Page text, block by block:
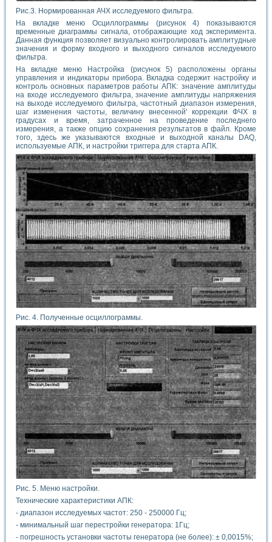
Рис.3. Нормированная АЧХ исследуемого фильтра.
На вкладке меню Осциллограммы (рисунок 4) показываются
временные диаграммы сигнала, отображающие ход эксперимента.
Данная функция позволяет визуально контролировать амплитудные
значения и форму входного и выходного сигналов исследуемого
фильтра.
На вкладке меню Настройка (рисунок 5) расположены органы
управления и индикаторы прибора. Вкладка содержит настройку и
контроль основных параметров работы АПК: значение амплитуды
на входе исследуемого фильтра, значение амплитуды напряжения
на выходе исследуемого фильтра, частотный диапазон измерения,
шаг изменения частоты, величину внесенной' коррекции ФЧХ в
градусах и время, затраченное на проведение последнего
измерения, а также опцию сохранения результатов в файл. Кроме
того, здесь же указываются входные и выходной каналы DAQ,
используемые АПК, и настройки триггера для старта АПК.
Рис. 4. Полученные осциллограммы.
Рис. 5. Меню настройки.
Технические характеристики АПК:
- диапазон исследуемых частот: 250 - 250000 Гц;
- минимальный шаг перестройки генератора: 1Гц;
- погрешность установки частоты генератора (не более): ± 0,0015%;